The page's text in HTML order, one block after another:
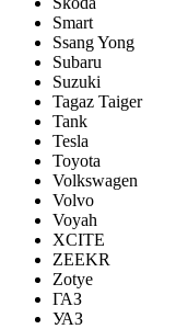
Smart
Ssang Yong
Subaru
Suzuki
Tagaz Taiger
Tank
Tesla
Toyota
Volkswagen
Volvo
Voyah
XCITE
ZEEKR
Zotye
ГАЗ
УАЗ